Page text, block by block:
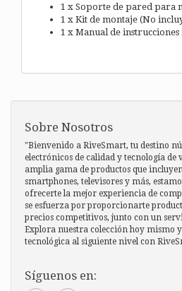
1 x Soporte de pared para
1 x Kit de montaje (No
1 x Manual de
Sobre Nosotros
"Bienvenido a RiveSmart, tu destino
electrónicos de calidad y tecnología de
amplia gama de productos que
smartphones, televisores y más,
ofrecerte la mejor experiencia de
se esfuerza por proporcionarte
precios competitivos, junto con un
Explora nuestra colección hoy mismo
tecnológica al siguiente nivel con
Síguenos en: